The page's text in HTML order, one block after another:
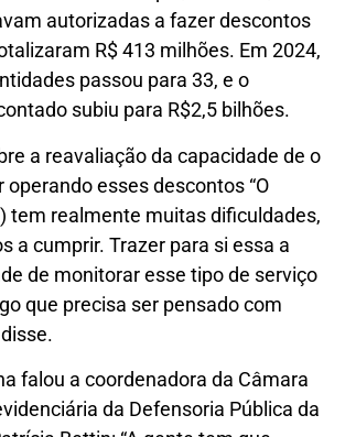
autorizadas a fazer descontos
R$ 413 milhões. Em 2024,
passou para 33, e o
subiu para R$2,5 bilhões.
a reavaliação da capacidade de o
operando esses descontos “O
tem realmente muitas dificuldades,
a cumprir. Trazer para si essa a
de monitorar esse tipo de serviço
que precisa ser pensado com
falou a coordenadora da Câmara
da Defensoria Pública da